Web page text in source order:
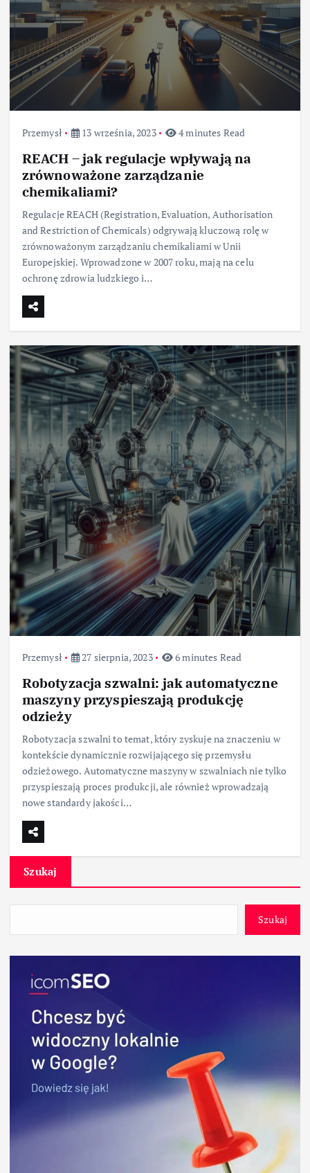
Przemysł 13 września, 2023 4 minutes Read
REACH – jak regulacje wpływają na
zrównoważone zarządzanie
chemikaliami?
Regulacje REACH (Registration, Evaluation, Authorisation
and Restriction of Chemicals) odgrywają kluczową rolę w
zrównoważonym zarządzaniu chemikaliami w Unii
Europejskiej. Wprowadzone w 2007 roku, mają na celu
ochronę zdrowia ludzkiego i…
Przemysł 27 sierpnia, 2023 6 minutes Read
Robotyzacja szwalni: jak automatyczne
maszyny przyspieszają produkcję
odzieży
Robotyzacja szwalni to temat, który zyskuje na znaczeniu w
kontekście dynamicznie rozwijającego się przemysłu
odzieżowego. Automatyczne maszyny w szwalniach nie tylko
przyspieszają proces produkcji, ale również wprowadzają
nowe standardy jakości…
Szukaj
Szukaj